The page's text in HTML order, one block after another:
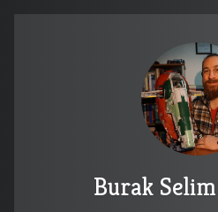
Burak